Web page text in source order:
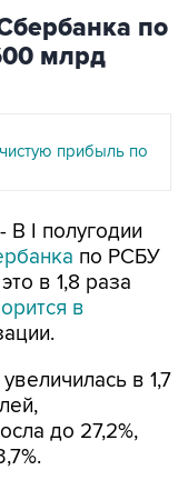
по
млрд
прибыль по
В I полугодии
по РСБУ
в 1,8 раза
в
в 1,7
до 27,2%,